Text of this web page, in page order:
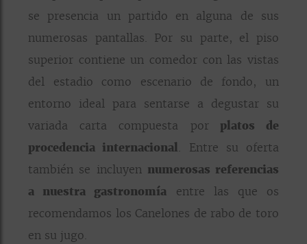
se presencia un partido en alguna de sus
numerosas pantallas. Por su parte, el piso
superior contiene un comedor con las vistas
del estadio como escenario de fondo, un
entorno ideal para sentarse a degustar su
variada carta compuesta porplatos de
procedencia internacional. Entre su oferta
también se incluyen numerosas referencias
a nuestra gastronomía entre las que os
recomendamos los Canelones de rabo de toro
en su jugo.